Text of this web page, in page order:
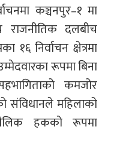
कञ्चनपुर–१ मा
राजनीतिक दलबीच
१६ निर्वाचन क्षेत्रमा
रूपमा बिना
कमजोर
संविधानले महिलाको
हकको रूपमा